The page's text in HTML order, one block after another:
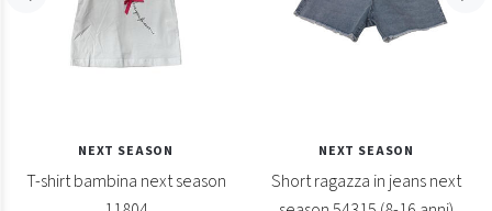
NEXT SEASON
T-shirt bambina next season
NEXT SEASON
Short ragazza in jeans next